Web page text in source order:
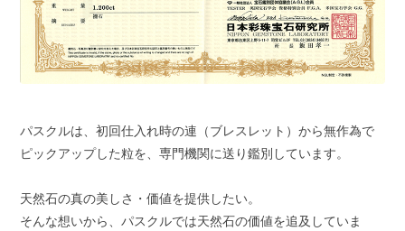
パスクルは、初回仕入れ時の連（ブレスレット）から無作為で
ピックアップした粒を、専門機関に送り鑑別しています。
天然石の真の美しさ・価値を提供したい。
そんな想いから、パスクルでは天然石の価値を追及していま